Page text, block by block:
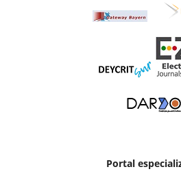
Portal